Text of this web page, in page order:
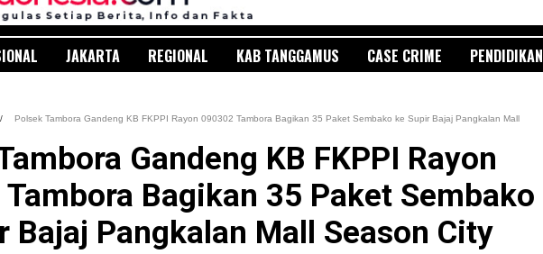
JAKARTA REGIONAL KAB TANGGAMUS CASE CRIME PENDIDIKAN
/
Polsek Tambora Gandeng KB FKPPI Rayon 090302 Tambora Bagikan 35 Paket Sembako ke Supir Bajaj Pangkalan Mall
Gandeng KB FKPPI Rayon
Bagikan 35 Paket Sembako
Bajaj Pangkalan Mall Season City